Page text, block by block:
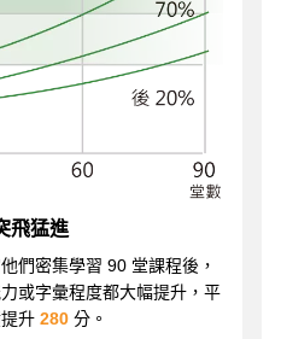
飛猛進
們密集學習 90 堂課程後，
或字彙程度都大幅提升，平
升 280 分。